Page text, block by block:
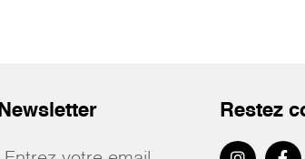
Newsletter Restez